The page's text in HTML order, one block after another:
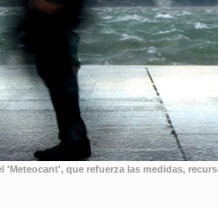
que refuerza las medidas,